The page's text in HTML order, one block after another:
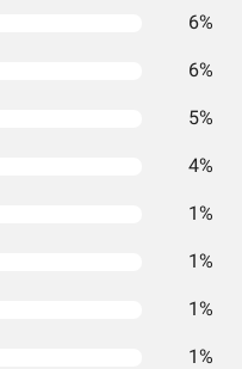
6%
6%
5%
4%
1%
1%
1%
1%